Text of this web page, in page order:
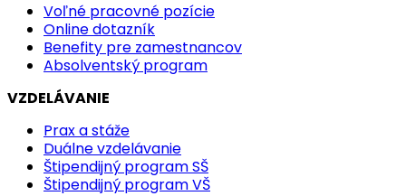
Voľné pracovné pozície
Online dotazník
Benefity pre zamestnancov
Absolventský program
VZDELÁVANIE
Prax a stáže
Duálne vzdelávanie
Štipendijný program SŠ
Štipendijný program VŠ